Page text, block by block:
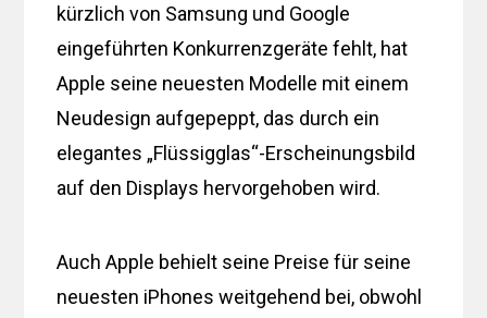
kürzlich von Samsung und Google
eingeführten Konkurrenzgeräte fehlt, hat
Apple seine neuesten Modelle mit einem
Neudesign aufgepeppt, das durch ein
elegantes „Flüssigglas“-Erscheinungsbild
auf den Displays hervorgehoben wird.
Auch Apple behielt seine Preise für seine
neuesten iPhones weitgehend bei, obwohl